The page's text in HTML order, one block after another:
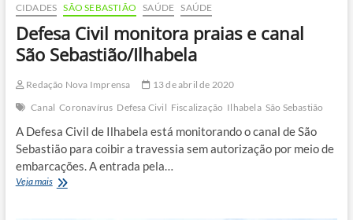
CIDADES SÃO SEBASTIÃO SAÚDE SAÚDE
Defesa Civil monitora praias e canal
São Sebastião/Ilhabela
Redação Nova Imprensa
13 de abril de 2020
Canal Coronavírus Defesa Civil Fiscalização Ilhabela São Sebastião
A Defesa Civil de Ilhabela está monitorando o canal de São
Sebastião para coibir a travessia sem autorização por meio de
embarcações. A entrada pela…
Veja maisDefesa